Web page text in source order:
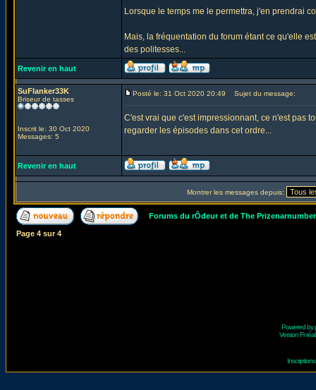
Lorsque le temps me le permettra, j'en prendrai
Mais, la fréquentation du forum étant ce qu'elle
des politesses...
Revenir en haut
SuFlanker33K
Briseur de tasses
Inscrit le: 30 Oct 2020
Messages: 5
Posté le: 31 Oct 2020 20:49 Sujet du message:
C'est vrai que c'est impressionnant, ce n'est pas
regarder les épisodes dans cet ordre...
Revenir en haut
Montrer les messages depuis:
Forums du rÔdeur et de The
Page 4 sur4
Powered by
Version Fr